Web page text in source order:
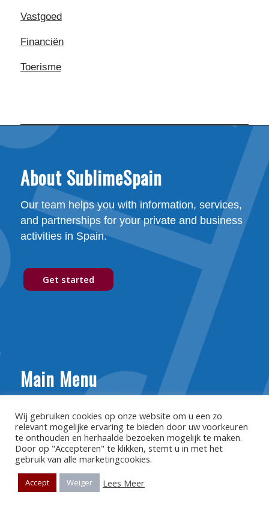
Vastgoed
Financiën
Toerisme
About SublimeSpain
Our team helps you with information, services,
and partnerships for your private and business
activities in Spain.
Get started
Main Menu
Diensten
Over ons
Kenniscentrum
Wij gebruiken cookies op onze website om u een zo
relevant mogelijke ervaring te bieden door uw voorkeuren
te onthouden en herhaalde bezoeken mogelijk te maken.
Door op "Accepteren" te klikken, stemt u in met het
gebruik van alle marketingcookies.
Accept Weiger Lees Meer